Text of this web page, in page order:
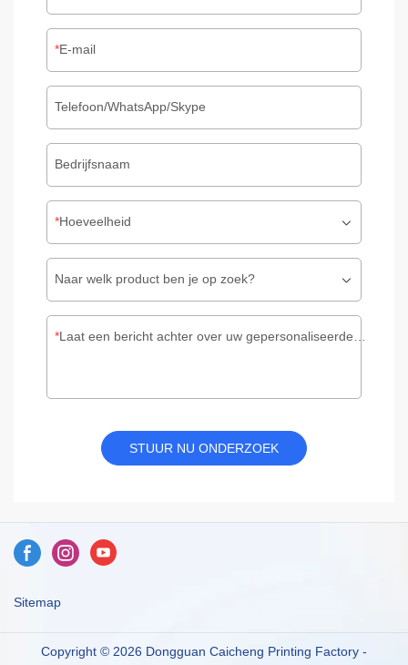
E-mail
Telefoon/WhatsApp/Skype
Bedrijfsnaam
Hoeveelheid
Naar welk product ben je op zoek?
Laat een bericht achter over uw gepersonaliseerde verpakking
STUUR NU ONDERZOEK
Sitemap
Copyright © 2026 Dongguan Caicheng Printing Factory -